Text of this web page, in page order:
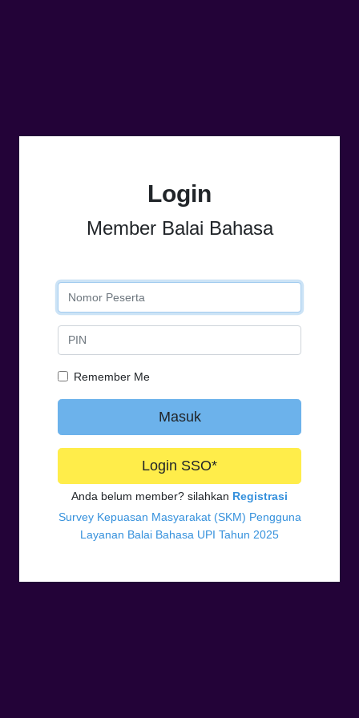
Login
Member Balai Bahasa
Remember Me
Masuk
Login SSO*
Anda belum member? silahkan Registrasi
Survey Kepuasan Masyarakat (SKM) Pengguna
Layanan Balai Bahasa UPI Tahun 2025